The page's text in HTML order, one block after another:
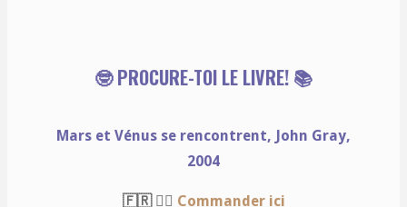
🤓PROCURE-TOI LE LIVRE! 📚
Mars et Vénus se rencontrent, John Gray,
2004
🇫🇷 👉🏻 Commander ici